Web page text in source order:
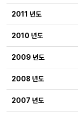
2011 년도
2010 년도
2009 년도
2008 년도
2007 년도